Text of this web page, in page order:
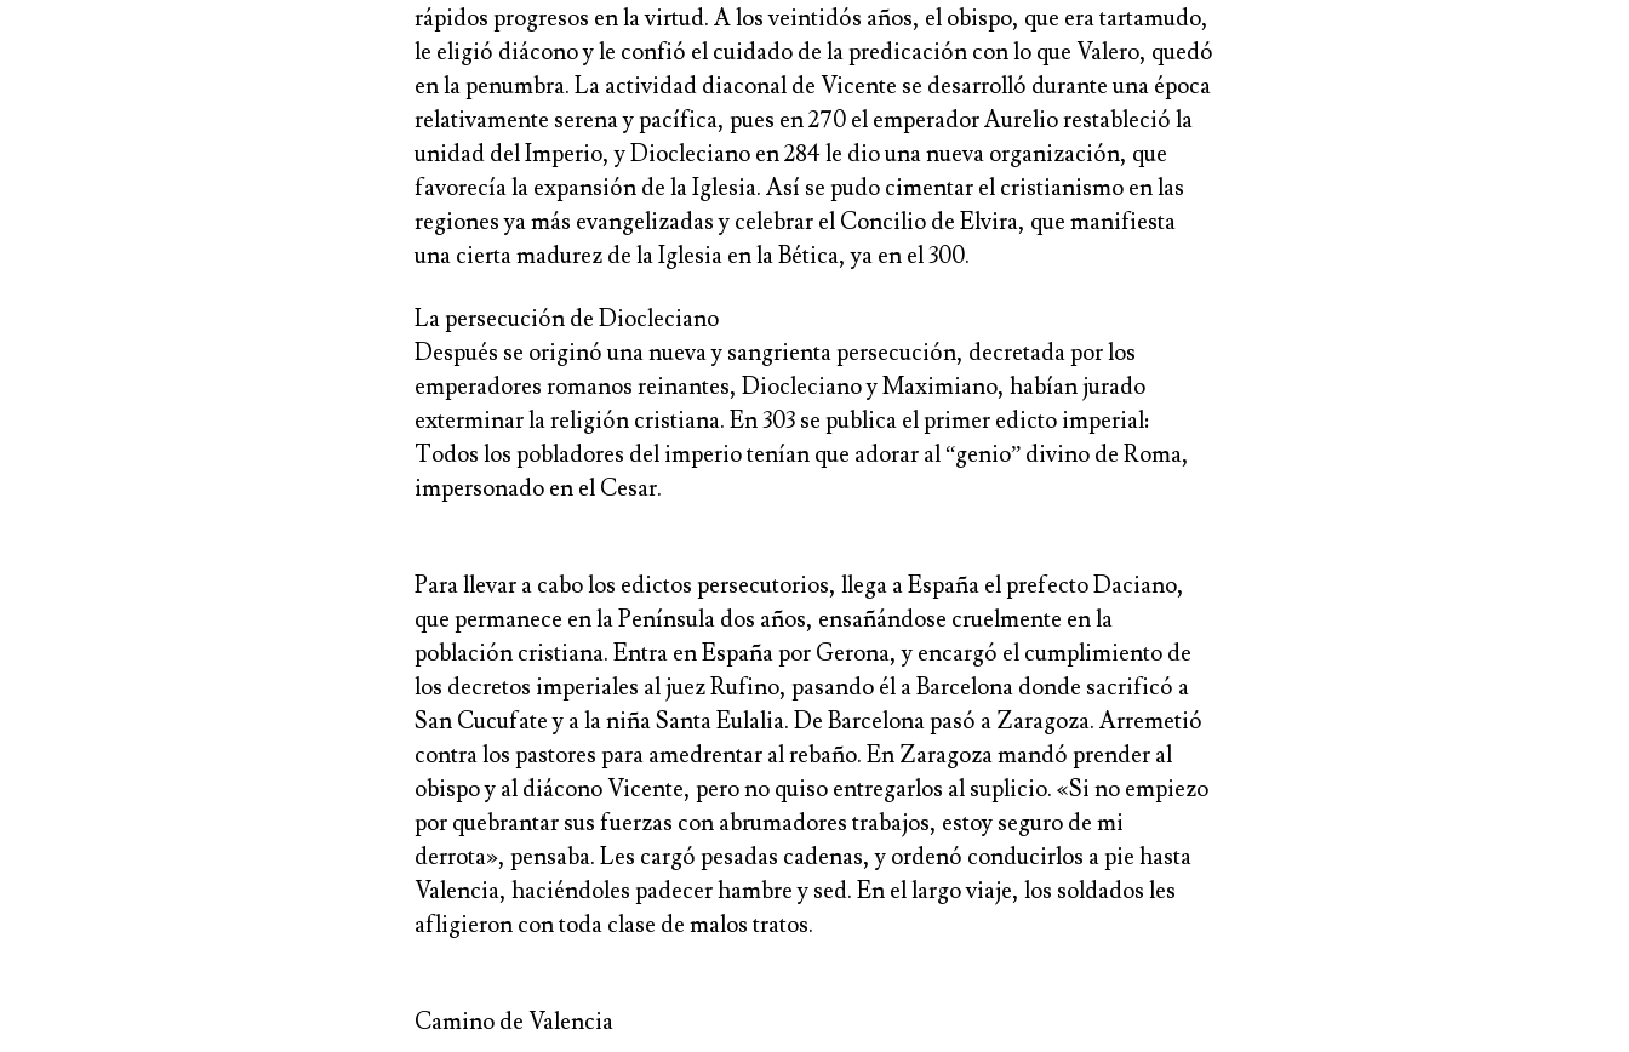
rápidos progresos en la virtud. A los veintidós años, el obispo, que era tartamudo,
le eligió diácono y le confió el cuidado de la predicación con lo que Valero, quedó
en la penumbra. La actividad diaconal de Vicente se desarrolló durante una época
relativamente serena y pacífica, pues en 270 el emperador Aurelio restableció la
unidad del Imperio, y Diocleciano en 284 le dio una nueva organización, que
favorecía la expansión de la Iglesia. Así se pudo cimentar el cristianismo en las
regiones ya más evangelizadas y celebrar el Concilio de Elvira, que manifiesta
una cierta madurez de la Iglesia en la Bética, ya en el 300.
La persecución de Diocleciano
Después se originó una nueva y sangrienta persecución, decretada por los
emperadores romanos reinantes, Diocleciano y Maximiano, habían jurado
exterminar la religión cristiana. En 303 se publica el primer edicto imperial:
Todos los pobladores del imperio tenían que adorar al “genio” divino de Roma,
impersonado en el Cesar.
Para llevar a cabo los edictos persecutorios, llega a España el prefecto Daciano,
que permanece en la Península dos años, ensañándose cruelmente en la
población cristiana. Entra en España por Gerona, y encargó el cumplimiento de
los decretos imperiales al juez Rufino, pasando él a Barcelona donde sacrificó a
San Cucufate y a la niña Santa Eulalia. De Barcelona pasó a Zaragoza. Arremetió
contra los pastores para amedrentar al rebaño. En Zaragoza mandó prender al
obispo y al diácono Vicente, pero no quiso entregarlos al suplicio. «Si no empiezo
por quebrantar sus fuerzas con abrumadores trabajos, estoy seguro de mi
derrota», pensaba. Les cargó pesadas cadenas, y ordenó conducirlos a pie hasta
Valencia, haciéndoles padecer hambre y sed. En el largo viaje, los soldados les
afligieron con toda clase de malos tratos.
Camino de Valencia